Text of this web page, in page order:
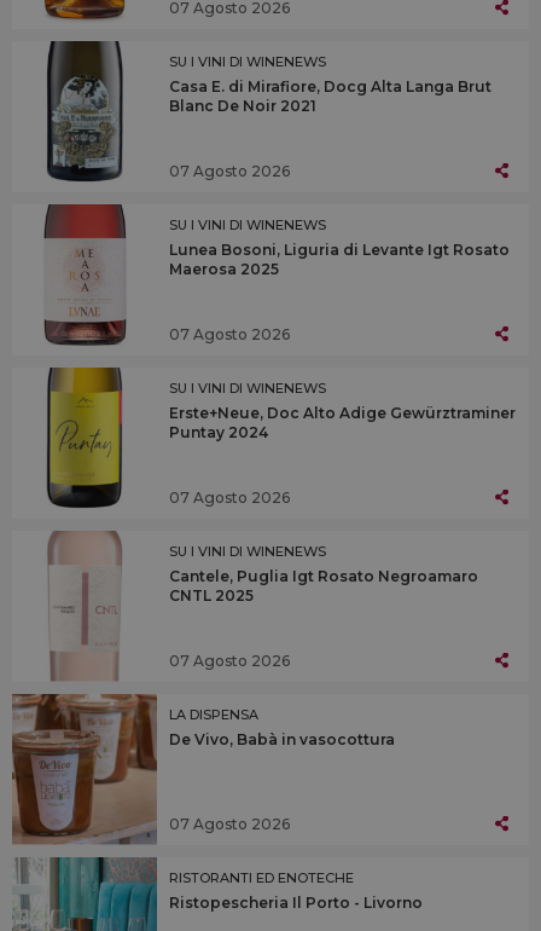
07 Agosto 2026
SU I VINI DI WINENEWS
Casa E. di Mirafiore, Docg Alta Langa Brut
Blanc De Noir 2021
07 Agosto 2026
SU I VINI DI WINENEWS
Lunea Bosoni, Liguria di Levante Igt Rosato
Maerosa 2025
07 Agosto 2026
SU I VINI DI WINENEWS
Erste+Neue, Doc Alto Adige Gewürztraminer
Puntay 2024
07 Agosto 2026
SU I VINI DI WINENEWS
Cantele, Puglia Igt Rosato Negroamaro
CNTL 2025
07 Agosto 2026
LA DISPENSA
De Vivo, Babà in vasocottura
07 Agosto 2026
RISTORANTI ED ENOTECHE
Ristopescheria Il Porto - Livorno